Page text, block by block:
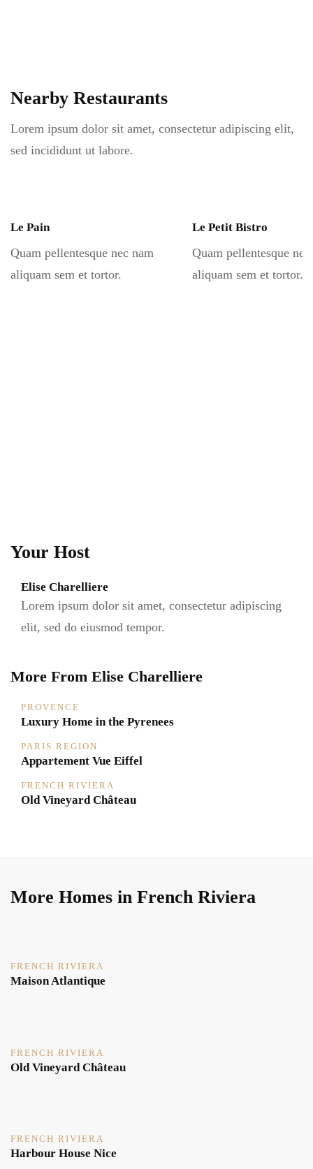
Nearby Restaurants
Lorem ipsum dolor sit amet, consectetur adipiscing elit,
sed incididunt ut labore.
Le Pain
Quam pellentesque nec nam
aliquam sem et tortor.
Le Petit Bistro
Quam pellentesque
aliquam sem et tortor.
Your Host
Elise Charelliere
Lorem ipsum dolor sit amet, consectetur adipiscing
elit, sed do eiusmod tempor.
More From Elise Charelliere
PROVENCE
Luxury Home in the Pyrenees
PARIS REGION
Appartement Vue Eiffel
FRENCH RIVIERA
Old Vineyard Château
More Homes in French Riviera
FRENCH RIVIERA
Maison Atlantique
FRENCH RIVIERA
Old Vineyard Château
FRENCH RIVIERA
Harbour House Nice